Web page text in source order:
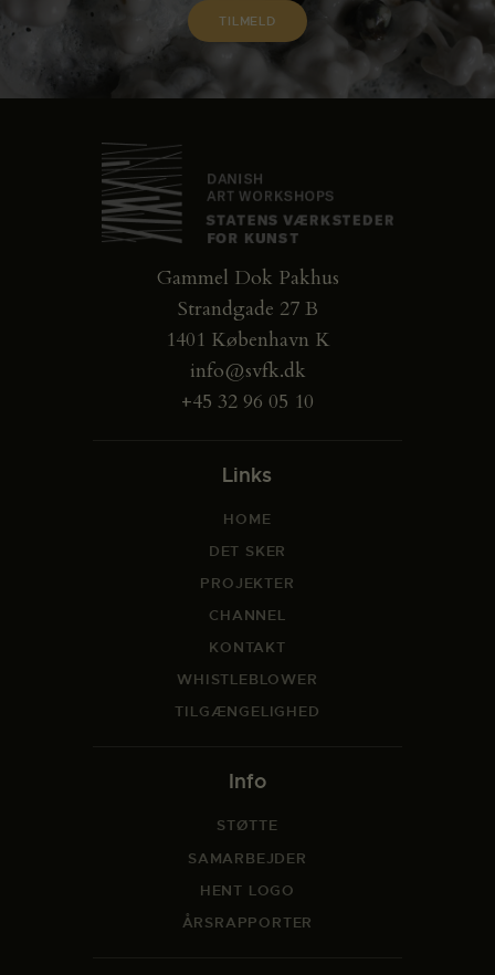
Gammel Dok Pakhus
Strandgade 27 B
1401 København K
info@svfk.dk
+45 32 96 05 10
Links
HOME
DET SKER
PROJEKTER
CHANNEL
KONTAKT
WHISTLEBLOWER
TILGÆNGELIGHED
Info
STØTTE
SAMARBEJDER
HENT LOGO
ÅRSRAPPORTER